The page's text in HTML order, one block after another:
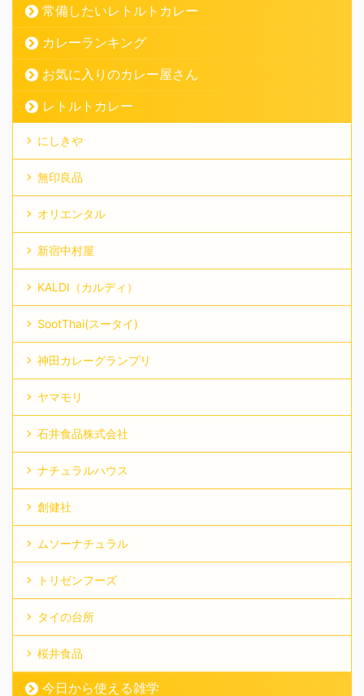
常備したいレトルトカレー
カレーランキング
お気に入りのカレー屋さん
レトルトカレー
にしきや
無印良品
オリエンタル
新宿中村屋
KALDI（カルディ）
SootThai(スータイ)
神田カレーグランプリ
ヤマモリ
石井食品株式会社
ナチュラルハウス
創健社
ムソーナチュラル
トリゼンフーズ
タイの台所
桜井食品
今日から使える雑学